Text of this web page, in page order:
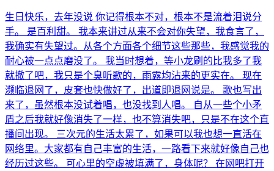
生日快乐，去年没说 你记得根本不对，根本不是流着泪说分
手。 是百利甜。 我本来讲过从来不会对你失望，我食言了，
我确实有失望过。从各个方面各个细节这些那些，我感觉我的
耐心被一点点磨没了。 我当时想着，等小龙刷的比我多了我
就撤了吧，我只是个臭听歌的，雨露均沾来的更实在。 现在
濒临退网了，皮套也快做好了，出道即退网说是。 歌也写出
来了，虽然根本没试着唱，也没找到人唱。 自从一些个小矛
盾之后我就好像消失了一样，也不算消失吧，只是不在这个直
播间出现。 三次元的生活太累了，如果可以我也想一直活在
网络里。大家都有自己丰富的生活，一路看下来就好像自己也
经历过这些。 可心里的空虚被填满了，身体呢？ 在网吧打开